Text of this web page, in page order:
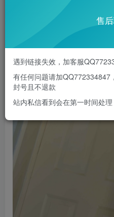
售
遇到链接失效，加客服
有任何问题请加QQ772334847
封号且不退款
站内私信看到会在第一时间处理